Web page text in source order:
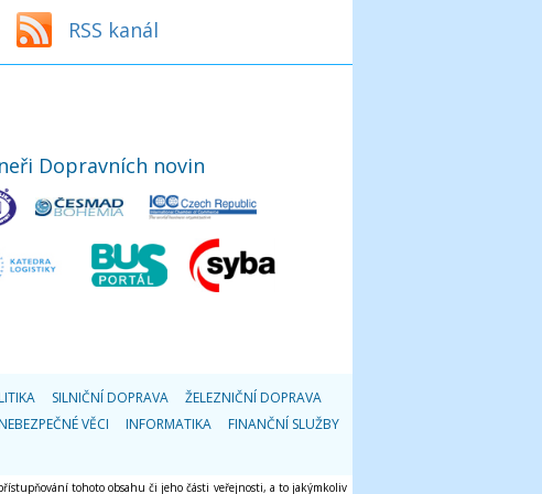
RSS kanál
Dopravních novin
SILNIČNÍ DOPRAVA
ŽELEZNIČNÍ DOPRAVA
NEBEZPEČNÉ VĚCI INFORMATIKA
FINANČNÍ SLUŽBY
tohoto obsahu či jeho části veřejnosti, a to jakýmkoliv